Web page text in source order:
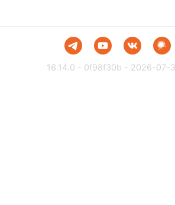
16.14.0 - 0f98f30b - 2026-07-